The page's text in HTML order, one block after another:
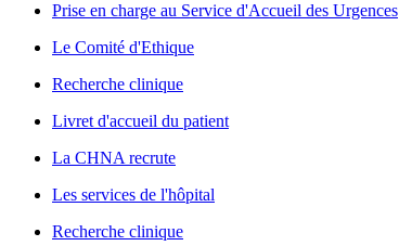
Prise en charge au Service d'Accueil des Urgences
Le Comité d'Ethique
Recherche clinique
Livret d'accueil du patient
La CHNA recrute
Les services de l'hôpital
Recherche clinique